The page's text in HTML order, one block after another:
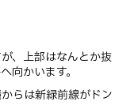
、上部はなんとか抜
向かいます。
らは新緑前線がドン